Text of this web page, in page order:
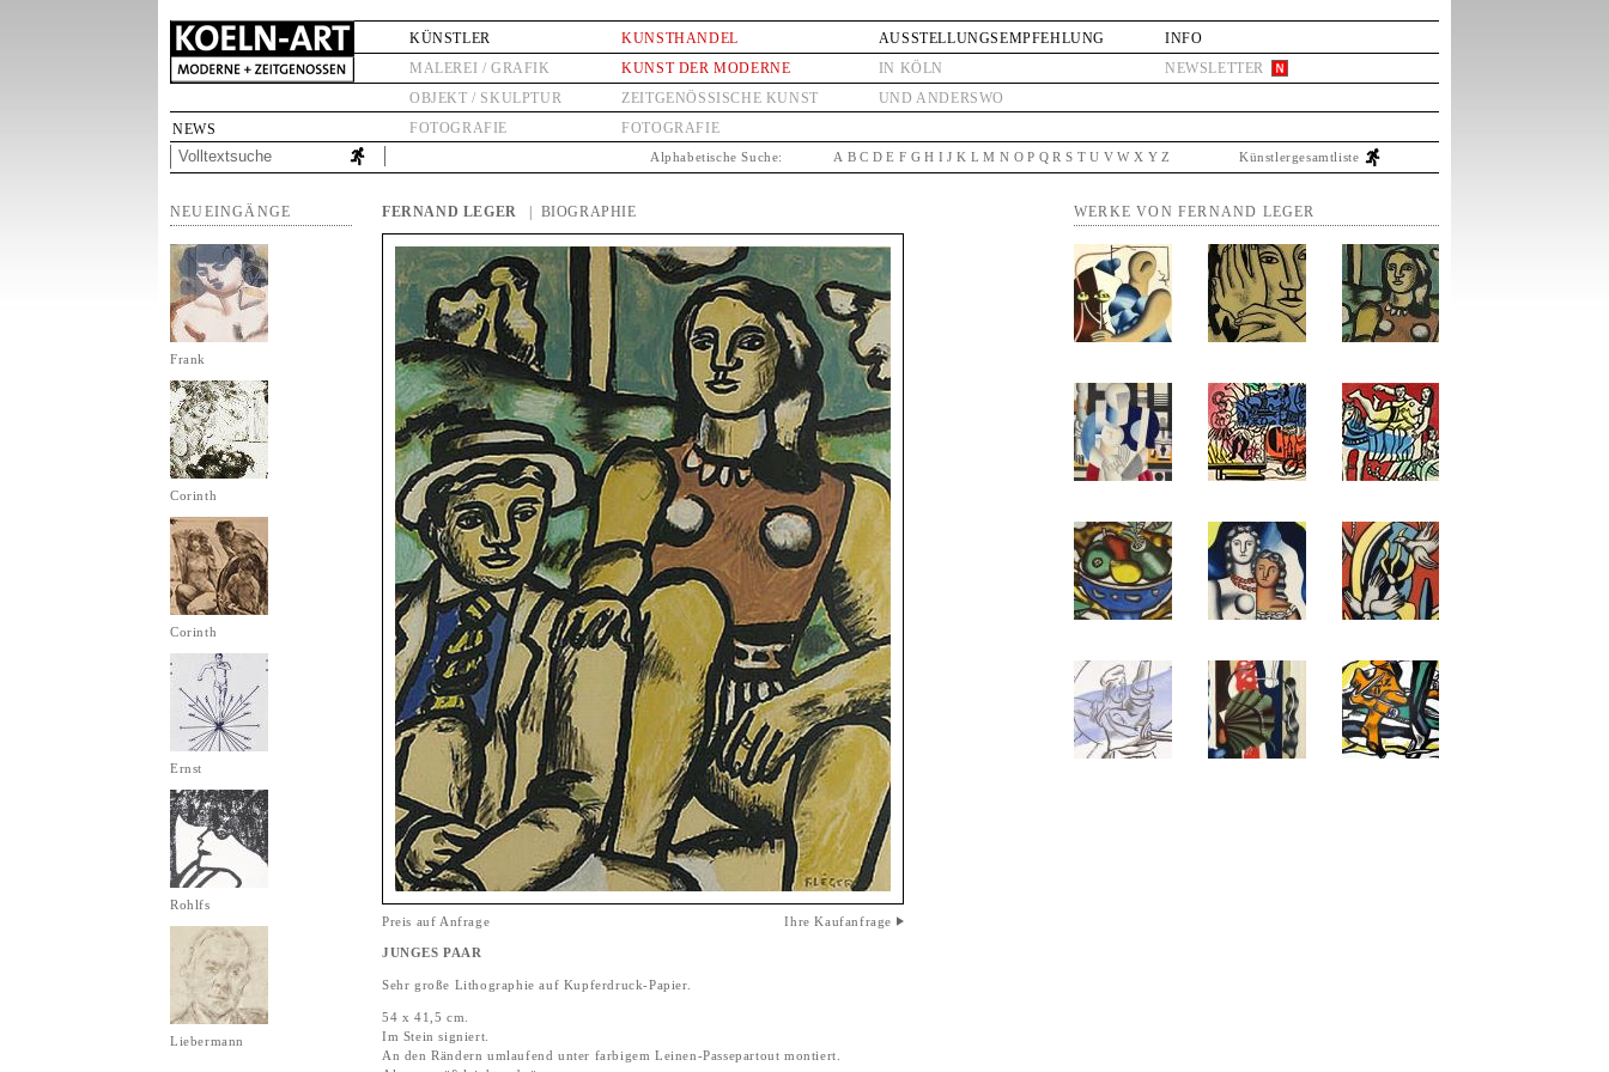
NEWS
KÜNSTLER
MALEREI / GRAFIK
OBJEKT / SKULPTUR
FOTOGRAFIE
KUNSTHANDEL
KUNST DER MODERNE
ZEITGENÖSSISCHE KUNST
FOTOGRAFIE
AUSSTELLUNGSEMPFEHLUNG
IN KÖLN
UND ANDERSWO
INFO
NEWSLETTER
Alphabetische Suche: A B C D E F G H I J K L M N O P Q R S T U V W X Y Z Künstlergesamtliste
NEUEINGÄNGE
Frank
Corinth
Corinth
Ernst
Rohlfs
Liebermann
FERNAND LEGER | BIOGRAPHIE
Preis auf Anfrage Ihre Kaufanfrage
JUNGES PAAR
Sehr große Lithographie auf Kupferdruck-Papier.
54 x 41,5 cm.
Im Stein signiert.
An den Rändern umlaufend unter farbigem Leinen-Passepartout montiert.
WERKE VON FERNAND LEGER